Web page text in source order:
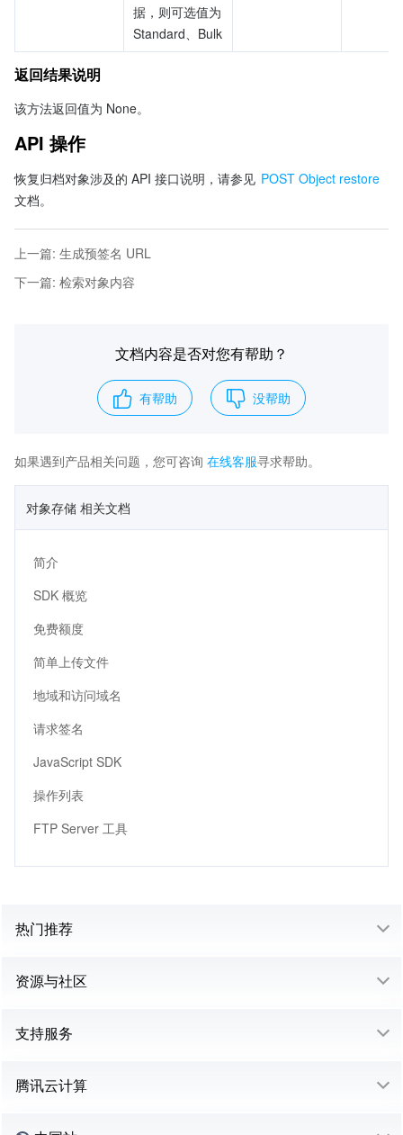
据，则可选值为
Standard、Bulk
返回结果说明
该方法返回值为 None。
API 操作
恢复归档对象涉及的 API 接口说明，请参见 POST Object restore
文档。
上一篇: 生成预签名 URL
下一篇: 检索对象内容
文档内容是否对您有帮助？
有帮助 没帮助
如果遇到产品相关问题，您可咨询 在线客服寻求帮助。
对象存储 相关文档
简介
SDK 概览
免费额度
简单上传文件
地域和访问域名
请求签名
JavaScript SDK
操作列表
FTP Server 工具
热门推荐
资源与社区
支持服务
腾讯云计算